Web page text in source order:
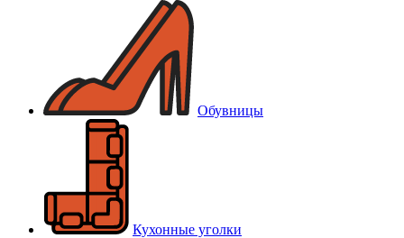
Обувницы
Кухонные уголки